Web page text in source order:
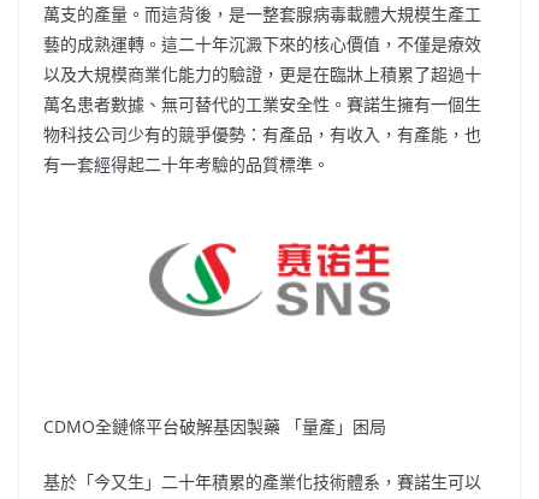
萬支的產量。而這背後，是一整套腺病毒載體大規模生產工
藝的成熟運轉。這二十年沉澱下來的核心價值，不僅是療效
以及大規模商業化能力的驗證，更是在臨牀上積累了超過十
萬名患者數據、無可替代的工業安全性。賽諾生擁有一個生
物科技公司少有的競爭優勢：有產品，有收入，有產能，也
有一套經得起二十年考驗的品質標準。
CDMO全鏈條平台破解基因製藥 「量產」困局
基於「今又生」二十年積累的產業化技術體系，賽諾生可以